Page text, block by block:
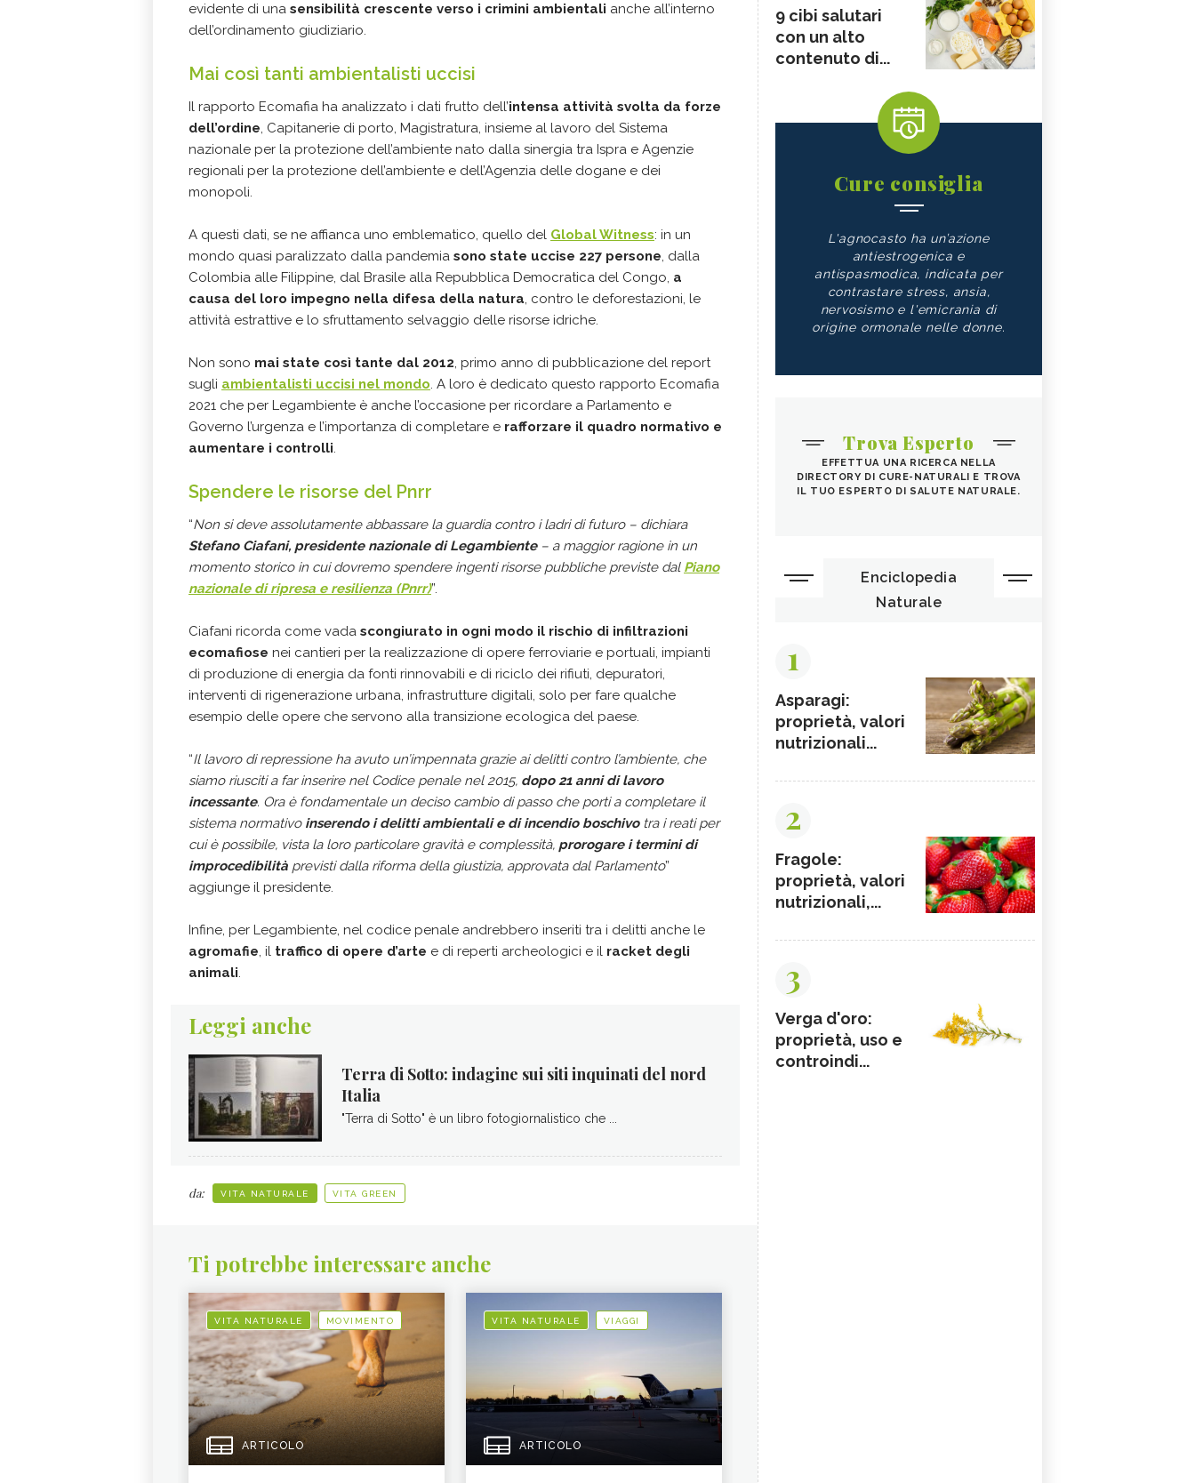
evidente di una sensibilità crescente verso i crimini ambientali anche all’interno
dell’ordinamento giudiziario.
Mai così tanti ambientalisti uccisi
Il rapporto Ecomafia ha analizzato i dati frutto dell’intensa attività svolta da forze
dell’ordine, Capitanerie di porto, Magistratura, insieme al lavoro del Sistema
nazionale per la protezione dell’ambiente nato dalla sinergia tra Ispra e Agenzie
regionali per la protezione dell’ambiente e dell’Agenzia delle dogane e dei
monopoli.
A questi dati, se ne affianca uno emblematico, quello del Global Witness: in un
mondo quasi paralizzato dalla pandemia sono state uccise 227 persone, dalla
Colombia alle Filippine, dal Brasile alla Repubblica Democratica del Congo, a
causa del loro impegno nella difesa della natura, contro le deforestazioni, le
attività estrattive e lo sfruttamento selvaggio delle risorse idriche.
Non sono mai state così tante dal 2012, primo anno di pubblicazione del report
sugli ambientalisti uccisi nel mondo. A loro è dedicato questo rapporto Ecomafia
2021 che per Legambiente è anche l’occasione per ricordare a Parlamento e
Governo l’urgenza e l’importanza di completare e rafforzare il quadro normativo e
aumentare i controlli.
Spendere le risorse del Pnrr
“Non si deve assolutamente abbassare la guardia contro i ladri di futuro – dichiara
Stefano Ciafani, presidente nazionale di Legambiente– a maggior ragione in un
momento storico in cui dovremo spendere ingenti risorse pubbliche previste dal Piano
nazionale di ripresa e resilienza (Pnrr)”.
Ciafani ricorda come vada scongiurato in ogni modo il rischio di infiltrazioni
ecomafiose nei cantieri per la realizzazione di opere ferroviarie e portuali, impianti
di produzione di energia da fonti rinnovabili e di riciclo dei rifiuti, depuratori,
interventi di rigenerazione urbana, infrastrutture digitali, solo per fare qualche
esempio delle opere che servono alla transizione ecologica del paese.
“Il lavoro di repressione ha avuto un’impennata grazie ai delitti contro l’ambiente, che
siamo riusciti a far inserire nel Codice penale nel 2015, dopo 21 anni di lavoro
incessante. Ora è fondamentale un deciso cambio di passo che porti a completare il
sistema normativo inserendo i delitti ambientali e di incendio boschivotra i reati per
cui è possibile, vista la loro particolare gravità e complessità, prorogare i termini di
improcedibilità previsti dalla riforma della giustizia, approvata dal Parlamento”
aggiunge il presidente.
Infine, per Legambiente, nel codice penale andrebbero inseriti tra i delitti anche le
agromafie, il traffico di opere d’arte e di reperti archeologici e il racket degli
animali.
Leggi anche
Terra di Sotto: indagine sui siti inquinati del nord
Italia
"Terra di Sotto" è un libro fotogiornalistico che ...
da: VITA NATURALE VITA GREEN
Ti potrebbe interessare anche
VITA NATURALE MOVIMENTO
ARTICOLO
VITA NATURALE VIAGGI
ARTICOLO
9 cibi salutari
con un alto
contenuto di...
Cure consiglia
L'agnocasto ha un’azione
antiestrogenica e
antispasmodica, indicata per
contrastare stress, ansia,
nervosismo e l'emicrania di
origine ormonale nelle donne.
Trova Esperto
EFFETTUA UNA RICERCA NELLA
DIRECTORY DI CURE-NATURALI E TROVA
IL TUO ESPERTO DI SALUTE NATURALE.
Enciclopedia
Naturale
1
Asparagi:
proprietà, valori
nutrizionali...
2
Fragole:
proprietà, valori
nutrizionali,...
3
Verga d'oro:
proprietà, uso e
controindi...